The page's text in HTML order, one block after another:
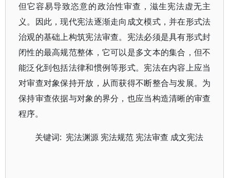
但它容易导致恣意的政治性审查，滋生宪法虚无主
义。因此，现代宪法逐渐走向成文模式，并在形式法
治观的基础上构筑宪法审查。宪法必须是具有形式封
闭性的最高规范整体，它可以是多文本的集合，但不
能泛化到包括法律和惯例等形式。宪法在内容上应当
对审查对象保持开放，从而获得不断整合与发展。为
保持审查依据与对象的界分，也应当构造清晰的审查
程序。
关键词: 宪法渊源 宪法规范 宪法审查 成文宪法